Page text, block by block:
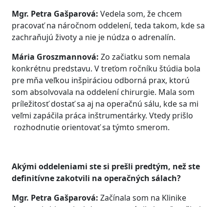
Mgr. Petra Gašparová: Vedela som, že chcem
pracovať na náročnom oddelení, teda takom, kde sa
zachraňujú životy a nie je núdza o adrenalín.
Mária Groszmannová: Zo začiatku som nemala
konkrétnu predstavu. V treťom ročníku štúdia bola
pre mňa veľkou inšpiráciou odborná prax, ktorú
som absolvovala na oddelení chirurgie. Mala som
príležitosť dostať sa aj na operačnú sálu, kde sa mi
veľmi zapáčila práca inštrumentárky. Vtedy prišlo
rozhodnutie orientovať sa týmto smerom.
Akými oddeleniami ste si prešli predtým, než ste
definitívne zakotvili na operačných sálach?
Mgr. Petra Gašparová: Začínala som na Klinike